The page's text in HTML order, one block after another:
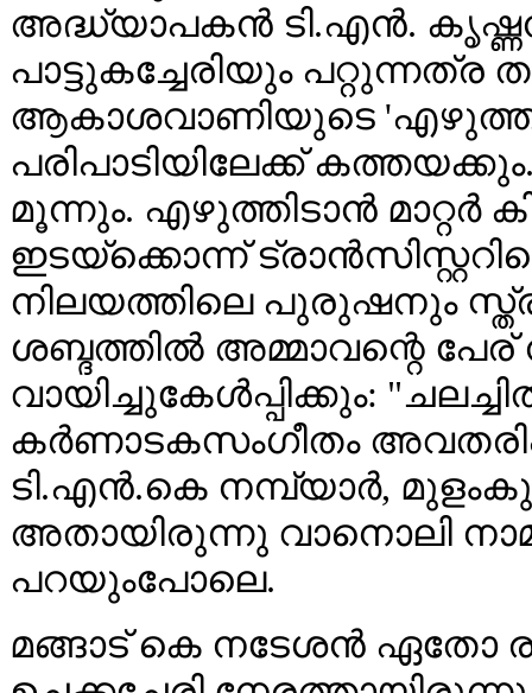
അദ്ധ്യാപകൻ ടി.എൻ.
പാട്ടുകച്ചേരിയും
ആകാശവാണിയുടെ
പരിപാടിയിലേക്ക്
മൂന്നും. എഴുത്തിടാൻ മാറ്റർ
ഇടയ്ക്കൊന്ന്
നിലയത്തിലെ പുരുഷനും
ശബ്ദത്തിൽ അമ്മാവന്റെ
വായിച്ചുകേൾപ്പിക്കും:
കർണാടകസംഗീതം
ടി.എൻ.കെ നമ്പ്യാർ,
അതായിരുന്നു വാനൊലി
പറയുംപോലെ.
മങ്ങാട് കെ നടേശൻ ഏതോ